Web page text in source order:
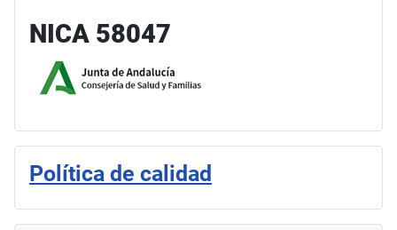
NICA 58047
Política de calidad